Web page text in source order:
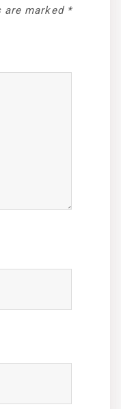
are marked *